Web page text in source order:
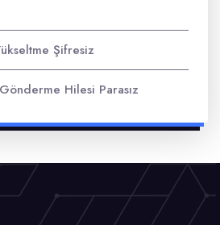
Şifresiz
Hilesi Parasız